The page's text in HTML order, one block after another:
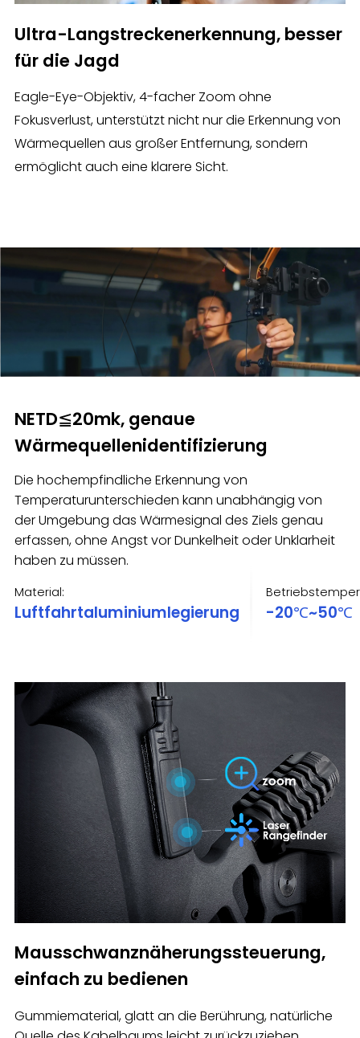
Ultra-Langstreckenerkennung, besser
für die Jagd
Eagle-Eye-Objektiv, 4-facher Zoom ohne
Fokusverlust, unterstützt nicht nur die Erkennung von
Wärmequellen aus großer Entfernung, sondern
ermöglicht auch eine klarere Sicht.
NETD≦20mk, genaue
Wärmequellenidentifizierung
Die hochempfindliche Erkennung von
Temperaturunterschieden kann unabhängig von
der Umgebung das Wärmesignal des Ziels genau
erfassen, ohne Angst vor Dunkelheit oder Unklarheit
haben zu müssen.
Material:
Luftfahrtaluminiumlegierung -20℃~50℃
Mausschwanznäherungssteuerung,
einfach zu bedienen
Gummiematerial, glatt an die Berührung, natürliche